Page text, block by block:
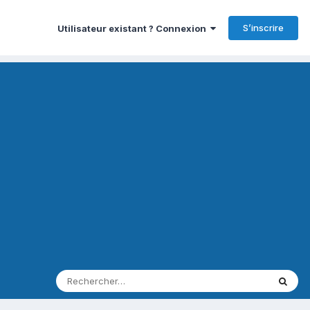
Utilisateur existant ? Connexion S’inscrire